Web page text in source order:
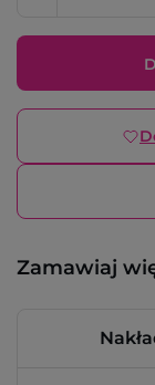
Zamawiaj